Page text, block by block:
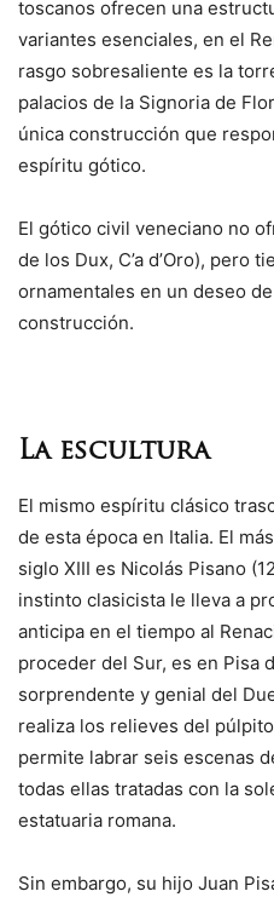
toscanos ofrecen una
variantes esenciales, en el
rasgo sobresaliente es la
palacios de la Signoria de
única construcción que
espíritu gótico.
El gótico civil veneciano no
de los Dux, C’a d’Oro), pero
ornamentales en un deseo
construcción.
La escultura
El mismo espíritu clásico
de esta época en Italia. El
siglo XIII es Nicolás Pisano
instinto clasicista le lleva a
anticipa en el tiempo al
proceder del Sur, es en Pisa
sorprendente y genial del
realiza los relieves del
permite labrar seis escenas
todas ellas tratadas con la
estatuaria romana.
Sin embargo, su hijo Juan